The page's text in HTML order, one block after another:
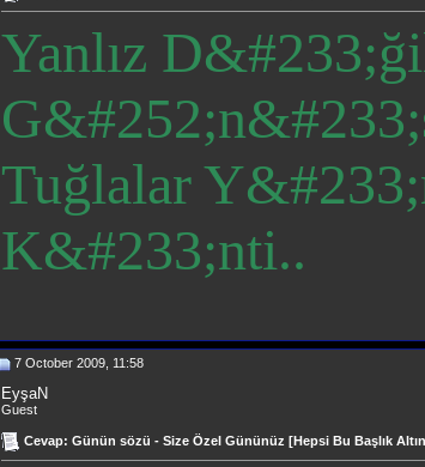
Yanlız
Tuğlalar
K&#233;nti..
7 October 2009, 11:58
EyşaN
Guest
Cevap: Günün sözü - Size Özel Gününüz [Hepsi Bu Başlık